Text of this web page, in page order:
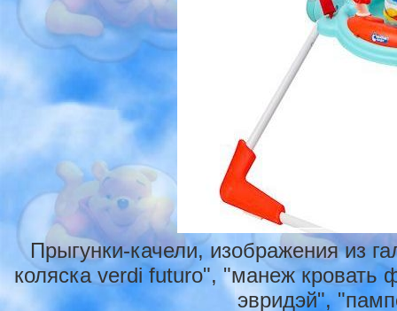
Прыгунки-качели, изображения из
коляска verdi futuro", "манеж кровать
эвридэй",